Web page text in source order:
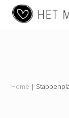
Menu
Skip
Skip
Skip
Main
navigation
Home |